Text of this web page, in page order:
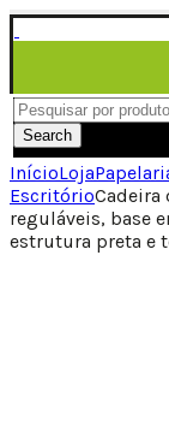
/ 0,00€
Menu
Search
InícioLoja
EscritórioCadeira
reguláveis, base
estrutura preta e